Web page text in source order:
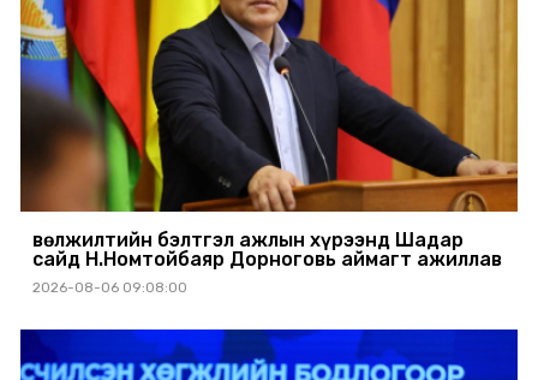
Өвөлжилтийн бэлтгэл ажлын хүрээнд Шадар
сайд Н.Номтойбаяр Дорноговь аймагт ажиллав
2026-08-06 09:08:00